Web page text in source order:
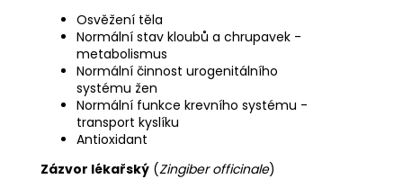
Osvěžení těla
Normální stav kloubů a chrupavek -
metabolismus
Normální činnost urogenitálního
systému žen
Normální funkce krevního systému -
transport kyslíku
Antioxidant
Zázvor lékařský (Zingiber officinale)